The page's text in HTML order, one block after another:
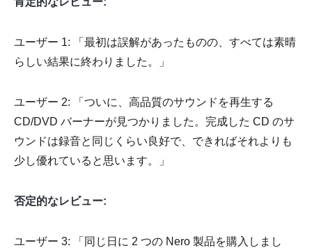
ユーザー 1: 「最初は誤解があったものの、すべては素晴
らしい結果に終わりました。」
ユーザー 2: 「ついに、高品質のサウンドを再生する
CD/DVD バーナーが見つかりました。完成した CD のサ
ウンドは録音と同じくらい良好で、できればそれよりも
少し優れていると思います。」
否定的なレビュー:
ユーザー 3: 「同じ日に 2 つの Nero 製品を購入しまし